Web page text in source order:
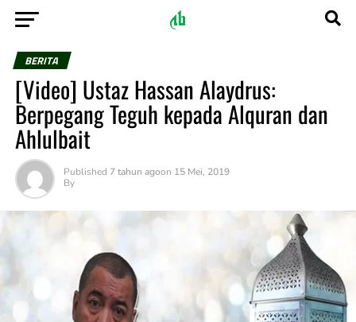
BERITA
[Video] Ustaz Hassan Alaydrus:
Berpegang Teguh kepada Alquran dan
Ahlulbait
Published 7 tahun agoon 15 Mei, 2019
By